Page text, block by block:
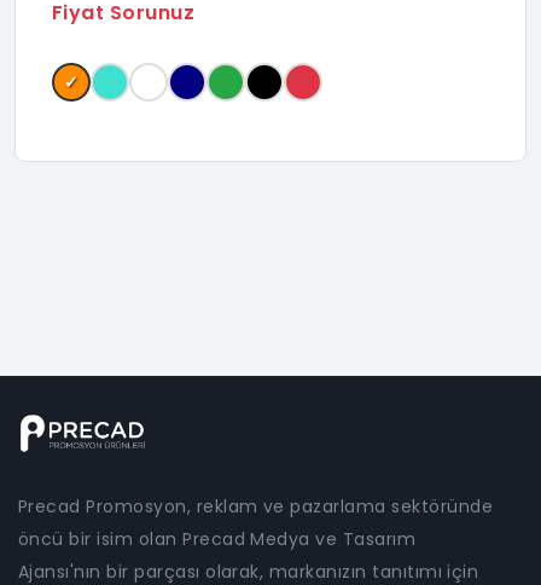
Fiyat Sorunuz
✓
Precad Promosyon, reklam ve pazarlama sektöründe
öncü bir isim olan Precad Medya ve Tasarım
Ajansı'nın bir parçası olarak, markanızın tanıtımı için